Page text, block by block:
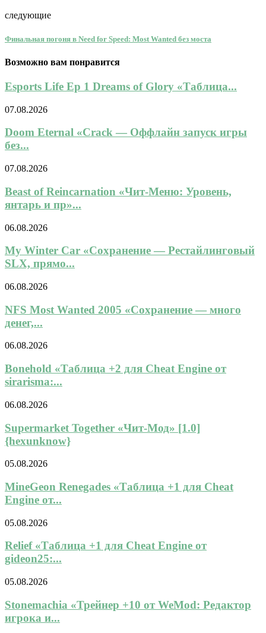
следующие
Финальная погоня в Need for Speed: Most Wanted без моста
Возможно вам понравится
Esports Life Ep 1 Dreams of Glory «Таблица...
07.08.2026
Doom Eternal «Crack — Оффлайн запуск игры
без...
07.08.2026
Beast of Reincarnation «Чит-Меню: Уровень,
янтарь и пр»...
06.08.2026
My Winter Car «Сохранение — Рестайлинговый
SLX, прямо...
06.08.2026
NFS Most Wanted 2005 «Сохранение — много
денег,...
06.08.2026
Bonehold «Таблица +2 для Cheat Engine от
sirarisma:...
06.08.2026
Supermarket Together «Чит-Мод» [1.0]
{hexunknow}
05.08.2026
MineGeon Renegades «Таблица +1 для Cheat
Engine от...
05.08.2026
Relief «Таблица +1 для Cheat Engine от
gideon25:...
05.08.2026
Stonemachia «Трейнер +10 от WeMod: Редактор
игрока и...